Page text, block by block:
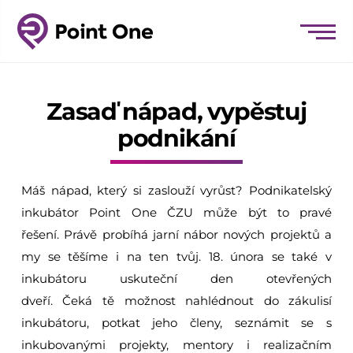
Zasaď nápad, vypěstuj
podnikání
Mášnápad, který si zaslouží vyrůst? Podnikatelský
inkubátor Point OneČZU může být to pravé
řešení. Právě probíhá jarní nábor nových projektů a
my se těšíme i na ten tvůj. 18. února se také v
inkubátoru uskuteční den otevřených
dveří.Čeká tě
možnost nahlédnout do zákulisí
inkubátoru, potkat jeho členy, seznámit se s
inkubovanými projekty, mentory i realizačním